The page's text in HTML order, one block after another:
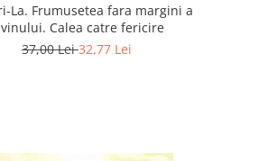
La. Frumusetea fara margini a
Calea catre fericire
37,00 Lei32,77 Lei